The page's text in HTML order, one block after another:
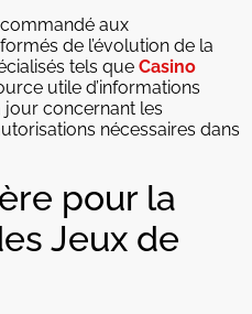
aux
de l’évolution de la
tels que Casino
utile d’informations
jour concernant les
nécessaires dans
pour la
Jeux de